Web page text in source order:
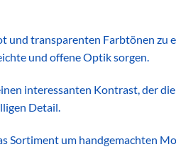
transparenten Farbtönen
und offene Optik sorgen.
interessanten Kontrast, der
Detail.
um handgemachten